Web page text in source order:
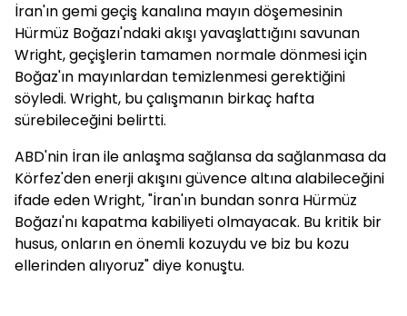
İran'ın gemi geçiş kanalına mayın döşemesinin
Hürmüz Boğazı'ndaki akışı yavaşlattığını savunan
Wright, geçişlerin tamamen normale dönmesi için
Boğaz'ın mayınlardan temizlenmesi gerektiğini
söyledi. Wright, bu çalışmanın birkaç hafta
sürebileceğini belirtti.
ABD'nin İran ile anlaşma sağlansa da sağlanmasa da
Körfez'den enerji akışını güvence altına alabileceğini
ifade eden Wright, "İran'ın bundan sonra Hürmüz
Boğazı'nı kapatma kabiliyeti olmayacak. Bu kritik bir
husus, onların en önemli kozuydu ve biz bu kozu
ellerinden alıyoruz" diye konuştu.